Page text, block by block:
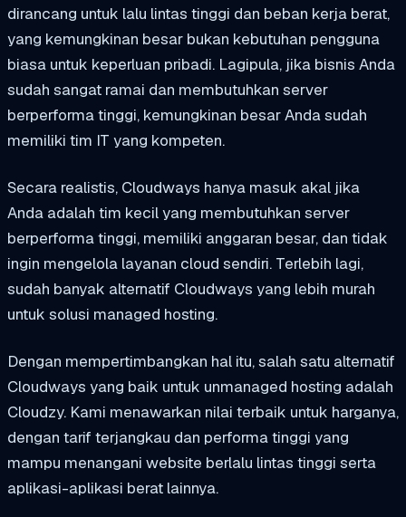
dirancang untuk lalu lintas tinggi dan beban kerja berat,
yang kemungkinan besar bukan kebutuhan pengguna
biasa untuk keperluan pribadi. Lagipula, jika bisnis Anda
sudah sangat ramai dan membutuhkan server
berperforma tinggi, kemungkinan besar Anda sudah
memiliki tim IT yang kompeten.
Secara realistis, Cloudways hanya masuk akal jika
Anda adalah tim kecil yang membutuhkan server
berperforma tinggi, memiliki anggaran besar, dan tidak
ingin mengelola layanan cloud sendiri. Terlebih lagi,
sudah banyak alternatif Cloudways yang lebih murah
untuk solusi managed hosting.
Dengan mempertimbangkan hal itu, salah satu alternatif
Cloudways yang baik untuk unmanaged hosting adalah
Cloudzy. Kami menawarkan nilai terbaik untuk harganya,
dengan tarif terjangkau dan performa tinggi yang
mampu menangani website berlalu lintas tinggi serta
aplikasi-aplikasi berat lainnya.